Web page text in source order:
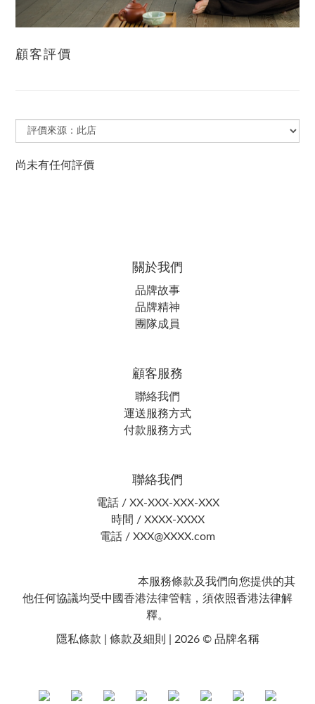
顧客評價
尚未有任何評價
關於我們
品牌故事
品牌精神
團隊成員
顧客服務
聯絡我們
運送服務方式
付款服務方式
聯絡我們
電話 / XX-XXX-XXX-XXX
時間 / XXXX-XXXX
電話 / XXX@XXXX.com
本服務條款及我們向您提供的其
他任何協議均受中國香港法律管轄，須依照香港法律解
釋。
隱私條款 | 條款及細則 | 2026 © 品牌名稱